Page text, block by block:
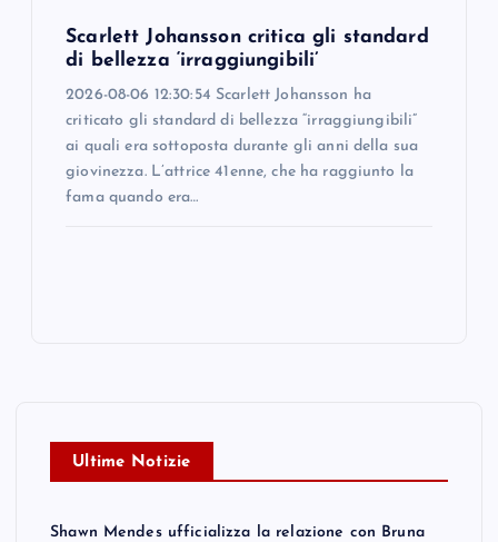
Scarlett Johansson critica gli standard
di bellezza ‘irraggiungibili’
2026-08-06 12:30:54 Scarlett Johansson ha
criticato gli standard di bellezza “irraggiungibili”
ai quali era sottoposta durante gli anni della sua
giovinezza. L’attrice 41enne, che ha raggiunto la
fama quando era…
Ultime Notizie
Shawn Mendes ufficializza la relazione con Bruna